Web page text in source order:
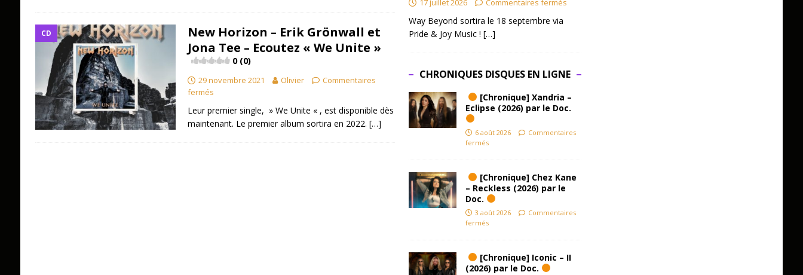
CD
New Horizon – Erik Grönwall et
Jona Tee – Ecoutez « We Unite »
0 (0)
29 novembre 2021 Olivier
Commentaires
fermés
Leur premier single, » We Unite « , est disponible dès
maintenant. Le premier album sortira en 2022. […]
17 juillet 2026 Commentaires fermés
Way Beyond sortira le 18 septembre via
Pride & Joy Music ! […]
CHRONIQUES DISQUES EN LIGNE
[Chronique] Xandria –
Eclipse (2026) par le Doc.
6 août 2026
Commentaires
fermés
[Chronique] Chez Kane
– Reckless (2026) par le
Doc.
3 août 2026
Commentaires
fermés
[Chronique] Iconic – II
(2026) par le Doc.